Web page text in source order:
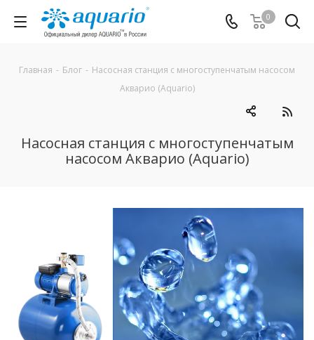
0
Главная - Блог - Насосная станция с многоступенчатым насосом
Акварио (Aquario)
Насосная станция с многоступенчатым
насосом Акварио (Aquario)